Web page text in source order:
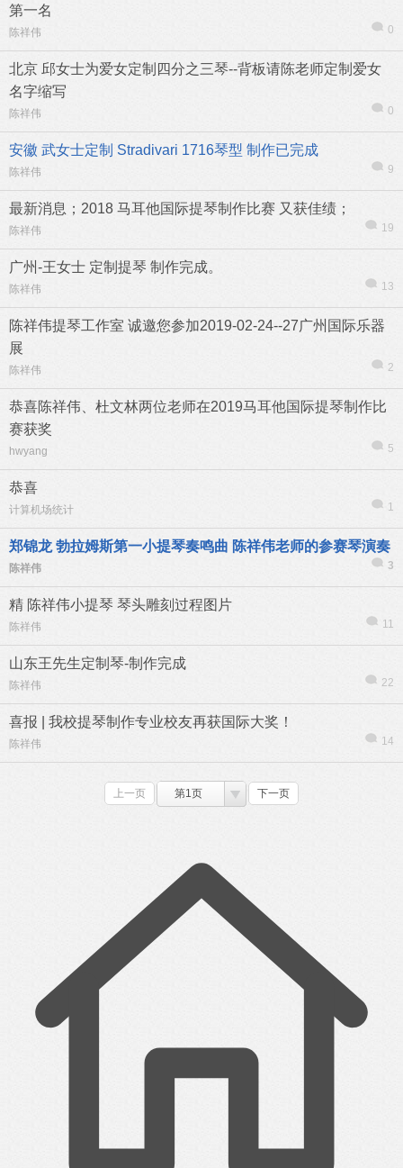
第一名
陈祥伟 0
北京 邱女士为爱女定制四分之三琴--背板请陈老师定制爱女
名字缩写
陈祥伟 0
安徽 武女士定制 Stradivari 1716琴型 制作已完成
陈祥伟 9
最新消息；2018 马耳他国际提琴制作比赛 又获佳绩；
陈祥伟 19
广州-王女士 定制提琴 制作完成。
陈祥伟 13
陈祥伟提琴工作室 诚邀您参加2019-02-24--27广州国际乐器
展
陈祥伟 2
恭喜陈祥伟、杜文林两位老师在2019马耳他国际提琴制作比
赛获奖
hwyang 5
恭喜
计算机场统计 1
郑锦龙 勃拉姆斯第一小提琴奏鸣曲 陈祥伟老师的参赛琴演奏
陈祥伟 3
精 陈祥伟小提琴 琴头雕刻过程图片
陈祥伟 11
山东王先生定制琴-制作完成
陈祥伟 22
喜报 | 我校提琴制作专业校友再获国际大奖！
陈祥伟 14
上一页 第1页 下一页